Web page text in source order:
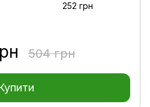
252 грн
504 грн